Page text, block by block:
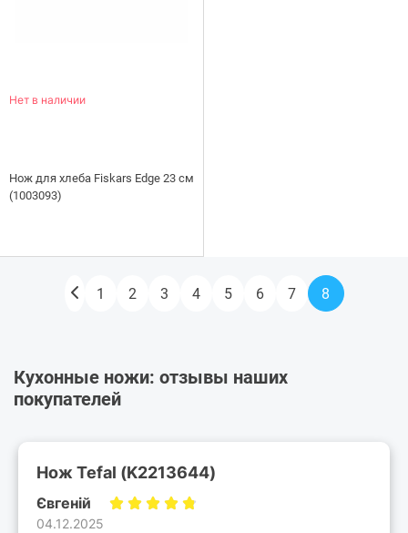
Нет в наличии
Нож для хлеба Fiskars Edge 23 см
(1003093)
1 2 3 4 5 6 7 8
Кухонные ножи: отзывы наших
покупателей
Нож Tefal (K2213644)
Євгеній
04.12.2025